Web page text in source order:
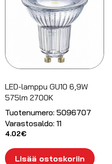
LED-lamppu GU10 6,9W
575lm 2700K
Tuotenumero: 5096707
Varastosaldo: 11
4.02€
Lisää ostoskoriin